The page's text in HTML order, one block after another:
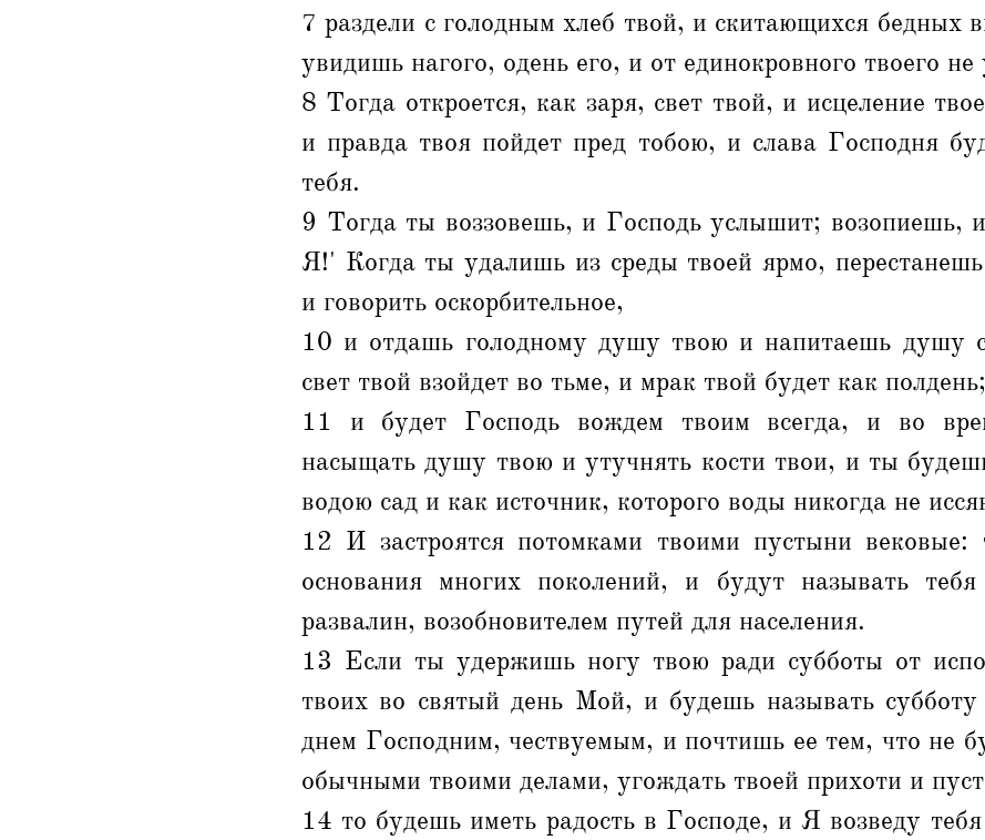
7 раздели с голодным хлеб твой, и скитающихся бедных
увидишь нагого, одень его, и от единокровного твоего
8 Тогда откроется, как заря, свет твой, и исцеление
и правда твоя пойдет пред тобою, и слава Господня
тебя.
9 Тогда ты воззовешь, и Господь услышит; возопиешь,
Я!' Когда ты удалишь из среды твоей ярмо,
и говорить оскорбительное,
10 и отдашь голодному душу твою и напитаешь душу
свет твой взойдет во тьме, и мрак твой будет как полдень;
11 и будет Господь вождем твоим всегда, и во
насыщать душу твою и утучнять кости твои, и ты
водою сад и как источник, которого воды никогда не
12 И застроятся потомками твоими пустыни вековые:
основания многих поколений, и будут называть тебя
развалин, возобновителем путей для населения.
13 Если ты удержишь ногу твою ради субботы от
твоих во святый день Мой, и будешь называть
днем Господним, чествуемым, и почтишь ее тем, что не
обычными твоими делами, угождать твоей прихоти и
14 то будешь иметь радость в Господе, и Я возведу